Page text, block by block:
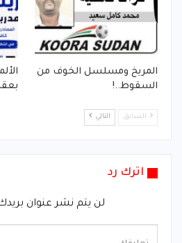
المريخ ومسلسل الخوف من
السقوط..!
السابق التالي
اترك رد
لن يتم نشر عنوان بريدك